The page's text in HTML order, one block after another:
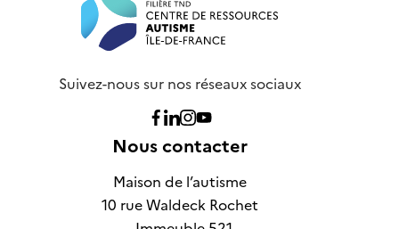
Suivez-nous sur nos réseaux sociaux
Nous suivre sur Facebook
Nous suivre sur Linkedin
Nous suivre sur Instagram
Nous suivre sur Youtube
Nous contacter
Maison de l’autisme
10 rue Waldeck Rochet